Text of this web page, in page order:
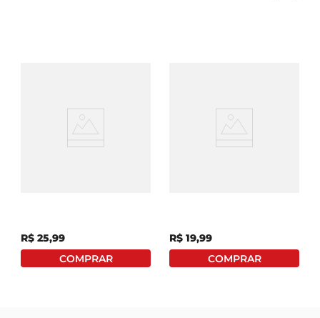
R$ 25,99 R$ 19,99